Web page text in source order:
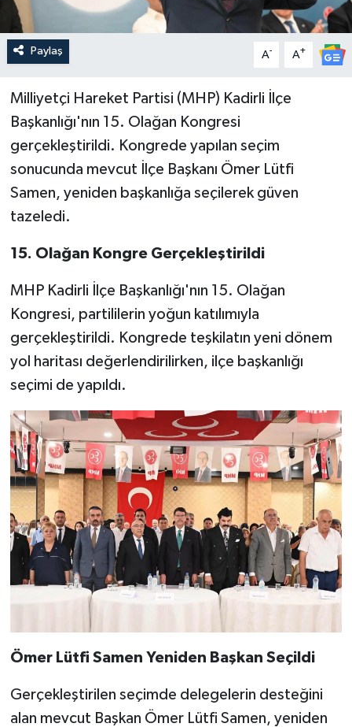
Paylaş A- A+
Milliyetçi Hareket Partisi (MHP) Kadirli İlçe
Başkanlığı'nın 15. Olağan Kongresi
gerçekleştirildi. Kongrede yapılan seçim
sonucunda mevcut İlçe Başkanı Ömer Lütfi
Samen, yeniden başkanlığa seçilerek güven
tazeledi.
15. Olağan Kongre Gerçekleştirildi
MHP Kadirli İlçe Başkanlığı'nın 15. Olağan
Kongresi, partililerin yoğun katılımıyla
gerçekleştirildi. Kongrede teşkilatın yeni dönem
yol haritası değerlendirilirken, ilçe başkanlığı
seçimi de yapıldı.
Ömer Lütfi Samen Yeniden Başkan Seçildi
Gerçekleştirilen seçimde delegelerin desteğini
alan mevcut Başkan Ömer Lütfi Samen, yeniden